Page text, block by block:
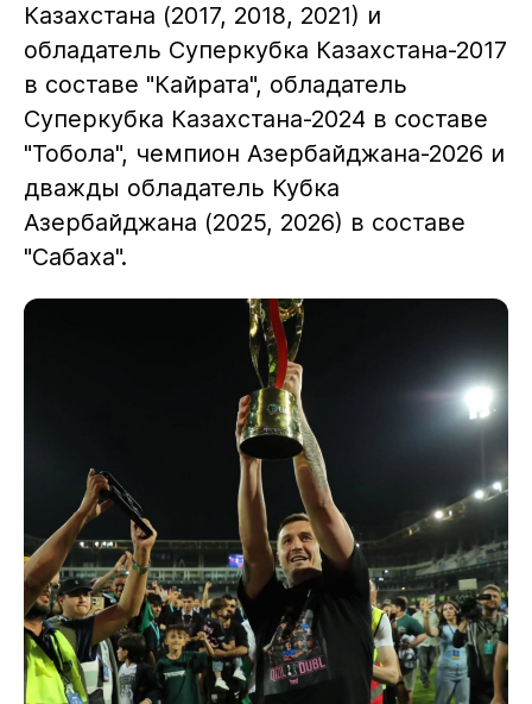
Казахстана (2017, 2018, 2021) и
обладатель Суперкубка Казахстана-2017
в составе "Кайрата", обладатель
Суперкубка Казахстана-2024 в составе
"Тобола", чемпион Азербайджана-2026 и
дважды обладатель Кубка
Азербайджана (2025, 2026) в составе
"Сабаха".